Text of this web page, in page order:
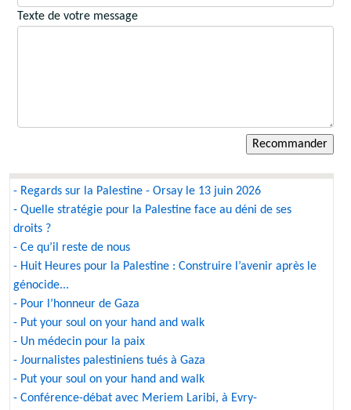
Texte de votre message
- Regards sur la Palestine - Orsay le 13 juin 2026
- Quelle stratégie pour la Palestine face au déni de ses
droits ?
- Ce qu’il reste de nous
- Huit Heures pour la Palestine : Construire l’avenir après le
génocide...
- Pour l’honneur de Gaza
- Put your soul on your hand and walk
- Un médecin pour la paix
- Journalistes palestiniens tués à Gaza
- Put your soul on your hand and walk
- Conférence-débat avec Meriem Laribi, à Evry-